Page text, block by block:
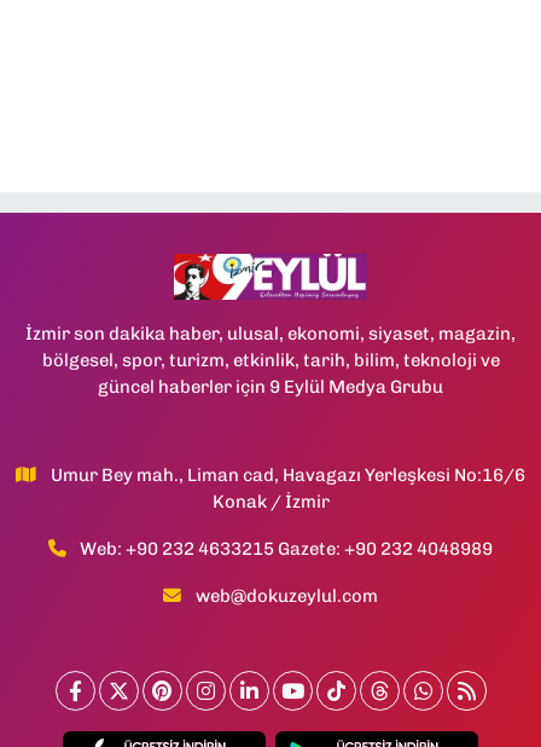
İzmir son dakika haber, ulusal, ekonomi, siyaset, magazin,
bölgesel, spor, turizm, etkinlik, tarih, bilim, teknoloji ve
güncel haberler için 9 Eylül Medya Grubu
Umur Bey mah., Liman cad, Havagazı Yerleşkesi No:16/6
Konak / İzmir
Web: +90 232 4633215 Gazete: +90 232 4048989
web@dokuzeylul.com